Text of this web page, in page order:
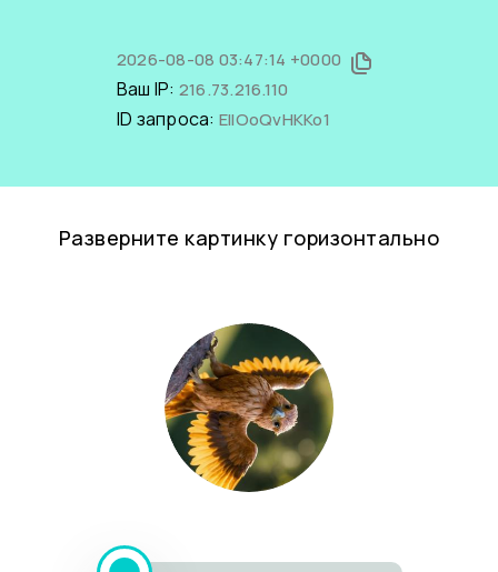
2026-08-08 03:47:14 +0000
Ваш IP: 216.73.216.110
ID запроса: ElIOoQvHKKo1
Разверните картинку горизонтально